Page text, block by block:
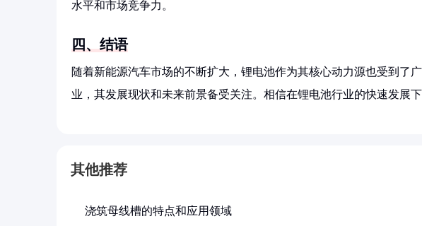
水平和市场竞争力。
四、结语
随着新能源汽车市场的不断扩大，锂电池作为其核心动力源也受到了
业，其发展现状和未来前景备受关注。相信在锂电池行业的快速发展
其他推荐
浇筑母线槽的特点和应用领域